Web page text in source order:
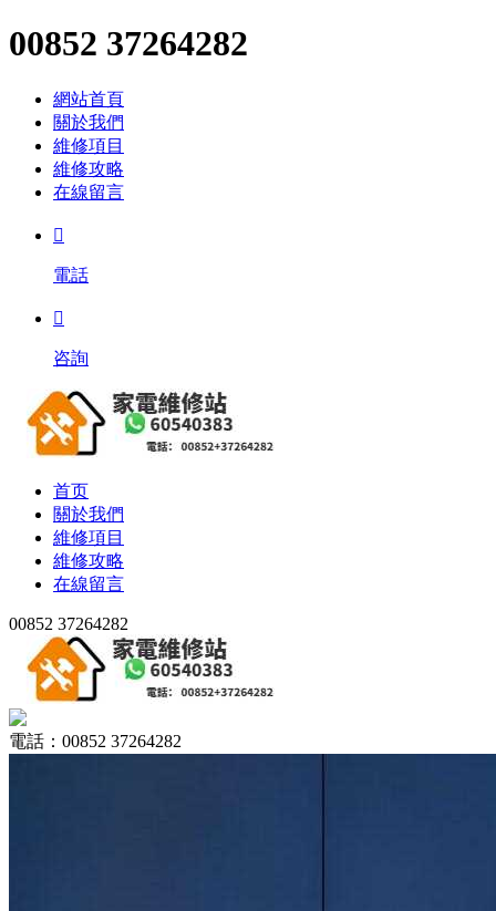
00852 37264282
網站首頁
關於我們
維修項目
維修攻略
在線留言

電話

咨詢
首页
關於我們
維修項目
維修攻略
在線留言
00852 37264282
電話：00852 37264282